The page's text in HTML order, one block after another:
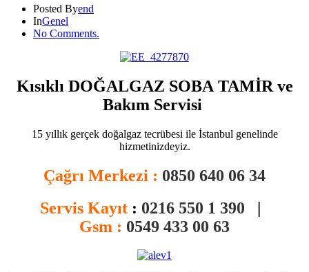
Posted Byend
InGenel
No Comments.
Kısıklı DOĞALGAZ SOBA TAMİR ve
Bakım Servisi
15 yıllık gerçek doğalgaz tecrübesi ile İstanbul genelinde
hizmetinizdeyiz.
Çağrı Merkezi : 0850 640 06 34
Servis Kayıt : 0216 550 1 390
|
Gsm : 0549 433 00 63